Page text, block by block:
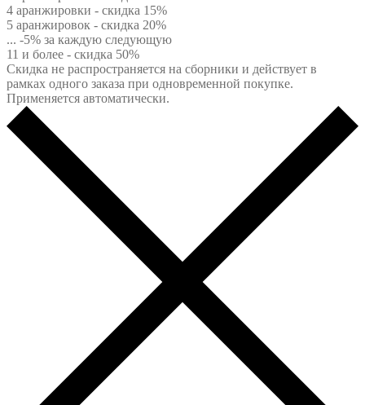
4 аранжировки - скидка 15%
5 аранжировок - скидка 20%
... -5% за каждую следующую
11 и более - скидка 50%
Скидка не распространяется на сборники и действует в
рамках одного заказа при одновременной покупке.
Применяется автоматически.